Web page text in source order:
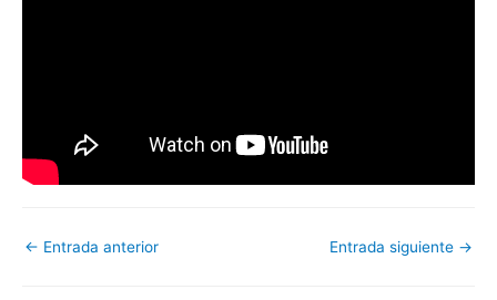
Navegación
← Entrada anterior Entrada siguiente →